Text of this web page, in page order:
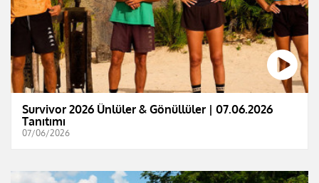
Survivor 2026 Ünlüler & Gönüllüler | 07.06.2026
Tanıtımı
07/06/2026